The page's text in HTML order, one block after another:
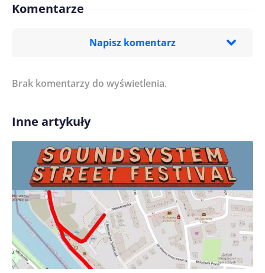
Komentarze
Napisz komentarz
Treść komentarza*
Imię/ Nick*
Zapamiętaj moje dane w tej przeglądarce podczas
pisania kolejnych komentarzy.
Brak komentarzy do wyświetlenia.
Inne artykuły